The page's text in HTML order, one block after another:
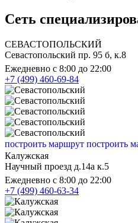
Сеть
СЕВАСТОПОЛЬСКИЙ
Севастопольский пр. 95 б, к.8
Ежедневно с 8:00 до 22:00
+7 (499) 460-69-84
построить маршрут построить
Калужская
Научный проезд д.14а к.5
Ежедневно с 8:00 до 22:00
+7 (499) 460-63-34